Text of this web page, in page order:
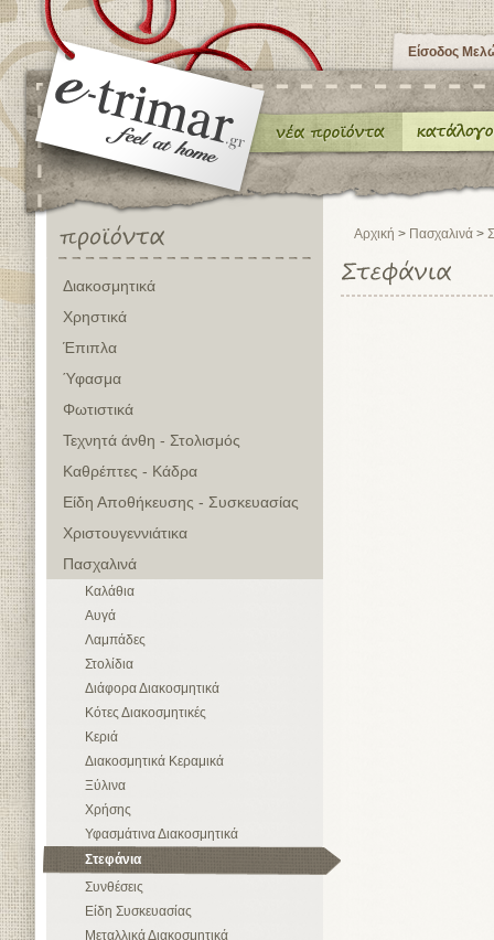
Είσοδος
Διακοσμητικά
Χρηστικά
Έπιπλα
Ύφασμα
Φωτιστικά
Τεχνητά άνθη - Στολισμός
Καθρέπτες - Κάδρα
Είδη Αποθήκευσης - Συσκευασίας
Χριστουγεννιάτικα
Πασχαλινά
Καλάθια
Αυγά
Λαμπάδες
Στολίδια
Διάφορα Διακοσμητικά
Κότες Διακοσμητικές
Κεριά
Διακοσμητικά Κεραμικά
Ξύλινα
Χρήσης
Υφασμάτινα Διακοσμητικά
Στεφάνια
Συνθέσεις
Είδη Συσκευασίας
Μεταλλικά Διακοσμητικά
Αρχική > Πασχαλινά >